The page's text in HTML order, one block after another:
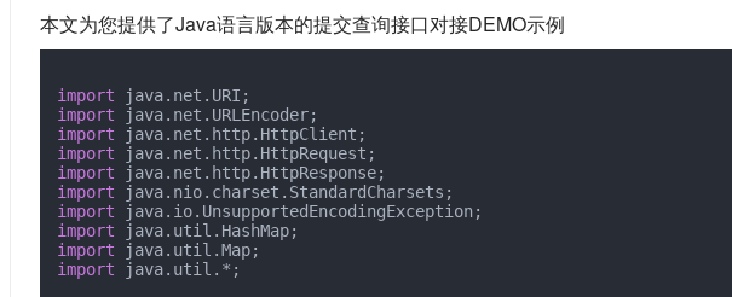
本文为您提供了Java语言版本的提交查询接口对接DEMO示例
import
import
import
import
import
import
import
import
import
import java.util.*;